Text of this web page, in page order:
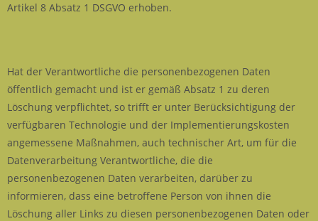
Artikel 8 Absatz 1 DSGVO erhoben.
Hat der Verantwortliche die personenbezogenen Daten
öffentlich gemacht und ist er gemäß Absatz 1 zu deren
Löschung verpflichtet, so trifft er unter Berücksichtigung der
verfügbaren Technologie und der Implementierungskosten
angemessene Maßnahmen, auch technischer Art, um für die
Datenverarbeitung Verantwortliche, die die
personenbezogenen Daten verarbeiten, darüber zu
informieren, dass eine betroffene Person von ihnen die
Löschung aller Links zu diesen personenbezogenen Daten oder